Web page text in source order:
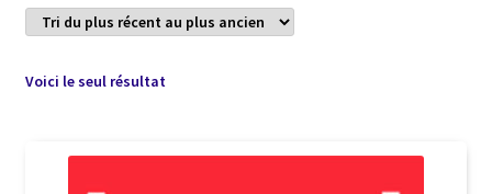
Conditions de Vente
Connection
Listes d’Envies
Voici le seul résultat